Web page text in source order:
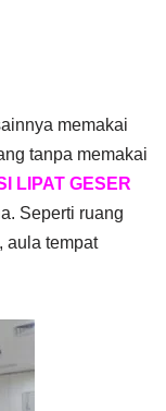
memakai
tanpa memakai
LIPAT GESER
Seperti ruang
aula tempat